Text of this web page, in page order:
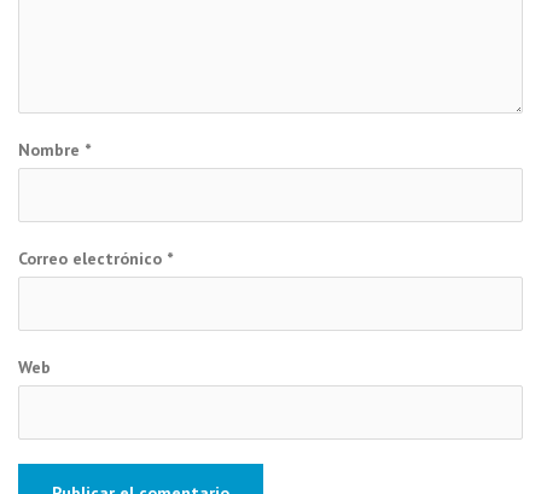
Nombre *
Correo electrónico *
Web